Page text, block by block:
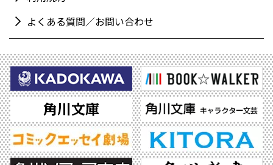
よくある質問／お問い合わせ